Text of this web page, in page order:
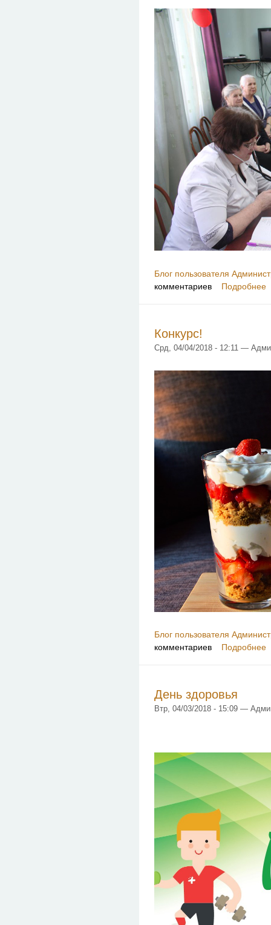
Блог пользователя
комментариев
Подробнее
Конкурс!
Срд, 04/04/2018 - 12:11 —
Блог пользователя
комментариев
Подробнее
День здоровья
Втр, 04/03/2018 - 15:09 —